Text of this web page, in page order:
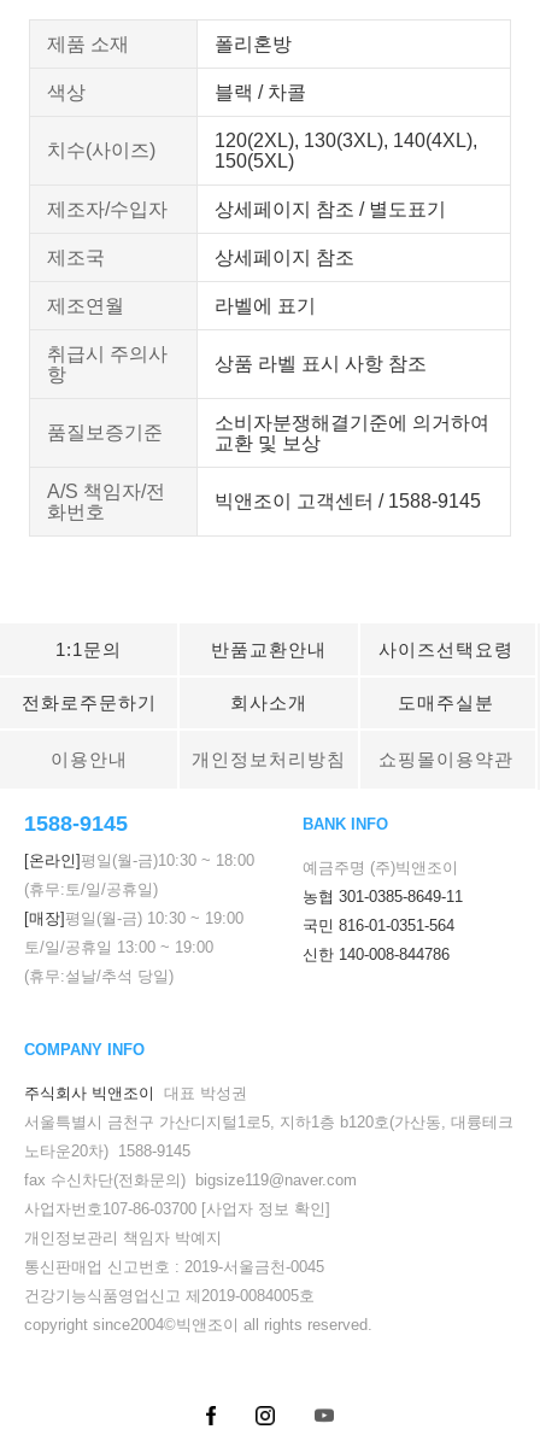
제품 소재 폴리혼방
색상 블랙 / 차콜
치수(사이즈)
120(2XL), 130(3XL), 140(4XL),
150(5XL)
제조자/수입자 상세페이지 참조 / 별도표기
제조국 상세페이지 참조
제조연월 라벨에 표기
취급시 주의사
항
상품 라벨 표시 사항 참조
품질보증기준
소비자분쟁해결기준에 의거하여
교환 및 보상
A/S 책임자/전
화번호
빅앤조이 고객센터 / 1588-9145
1:1문의 반품교환안내 사이즈선택요령
전화로주문하기 회사소개 도매주실분
이용안내 개인정보처리방침 쇼핑몰이용약관
1588-9145
[온라인]평일(월-금)10:30 ~ 18:00
(휴무:토/일/공휴일)
[매장]평일(월-금) 10:30 ~ 19:00
토/일/공휴일 13:00 ~ 19:00
(휴무:설날/추석 당일)
BANK INFO
예금주명 (주)빅앤조이
농협 301-0385-8649-11
국민 816-01-0351-564
신한 140-008-844786
COMPANY INFO
주식회사 빅앤조이
대표 박성권
서울특별시 금천구 가산디지털1로5, 지하1층 b120호(가산동, 대륭테크
노타운20차) 1588-9145
fax 수신차단(전화문의) bigsize119@naver.com
사업자번호107-86-03700 [사업자 정보 확인]
개인정보관리 책임자 박예지
통신판매업 신고번호 : 2019-서울금천-0045
건강기능식품영업신고 제2019-0084005호
copyright since2004©빅앤조이 all rights reserved.